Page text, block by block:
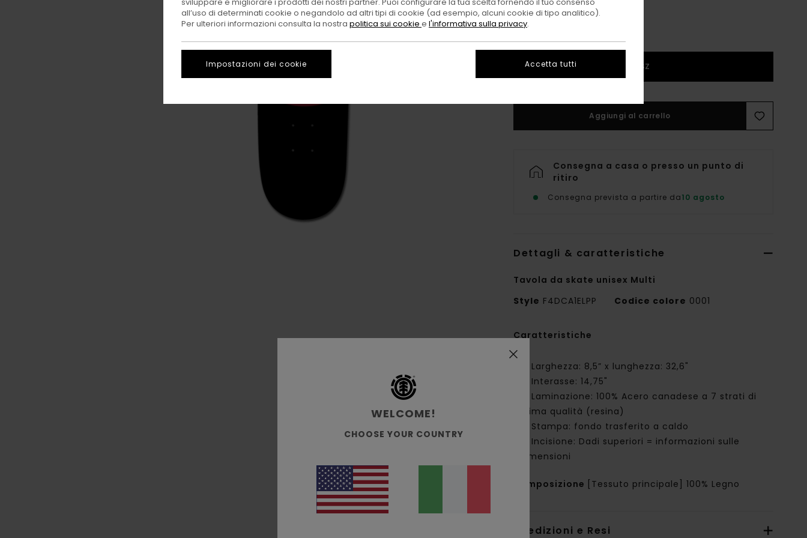
1SZ
Aggiungi al carrello
Consegna a casa o presso un punto di
ritiro
Consegna prevista a partire da10 agosto
Dettagli & caratteristiche
Tavola da skate unisex Multi
Style F4DCA1ELPP Codice colore 0001
Caratteristiche
Larghezza: 8,5” x lunghezza: 32,6"
Interasse: 14,75"
Laminazione: 100% Acero canadese a 7 strati di
prima qualità (resina)
Stampa: fondo trasferito a caldo
Incisione: Dadi superiori = informazioni sulle
dimensioni
Composizione [Tessuto principale] 100% Legno
Spedizioni e Resi
WELCOME!
CHOOSE YOUR COUNTRY
all’uso di determinati cookie o negandolo ad altri tipi di cookie (ad esempio, alcuni cookie di tipo analitico).
Per ulteriori informazioni consulta la nostra politica sui cookie e l'informativa sulla privacy.
Impostazioni dei cookie Accetta tutti